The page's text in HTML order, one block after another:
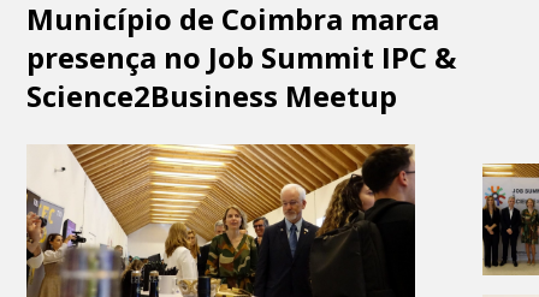
Município de Coimbra marca
presença no Job Summit IPC &
Science2Business Meetup